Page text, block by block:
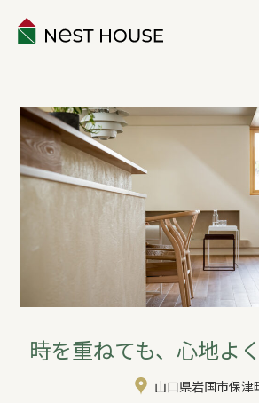
ABOUT
WORKS
LINEUP
VOICE
ESTATE
時を重ねても、心地よ
山口県岩国市保津